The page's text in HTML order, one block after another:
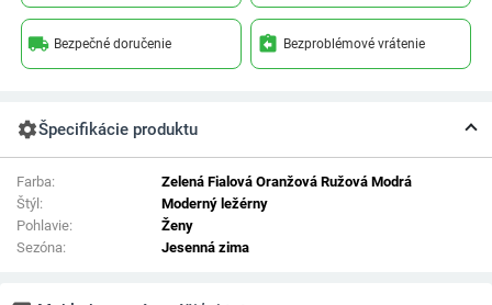
local_shipping Bezpečné doručenie assignment_return Bezproblémové vrátenie
settingsŠpecifikácie produktu
Farba:
Zelená Fialová Oranžová Ružová Modrá
Štýl:
Moderný ležérny
Pohlavie:
Ženy
Sezóna:
Jesenná zima